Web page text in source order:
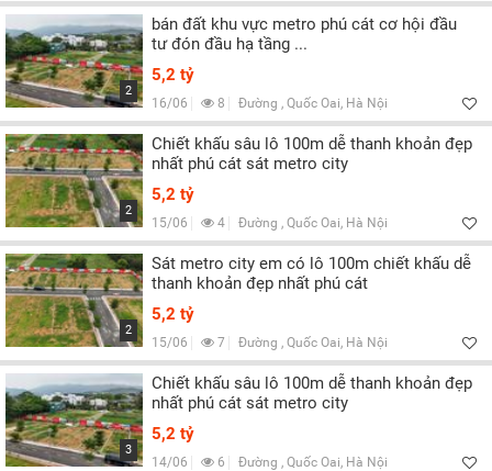
2
bán đất khu vực metro phú cát cơ hội đầu
tư đón đầu hạ tầng ...
5,2 tỷ
16/06 8 Đường , Quốc Oai, Hà Nội
2
Chiết khấu sâu lô 100m dễ thanh khoản đẹp
nhất phú cát sát metro city
5,2 tỷ
15/06 4 Đường , Quốc Oai, Hà Nội
2
Sát metro city em có lô 100m chiết khấu dễ
thanh khoản đẹp nhất phú cát
5,2 tỷ
15/06 7 Đường , Quốc Oai, Hà Nội
3
Chiết khấu sâu lô 100m dễ thanh khoản đẹp
nhất phú cát sát metro city
5,2 tỷ
14/06 6 Đường , Quốc Oai, Hà Nội